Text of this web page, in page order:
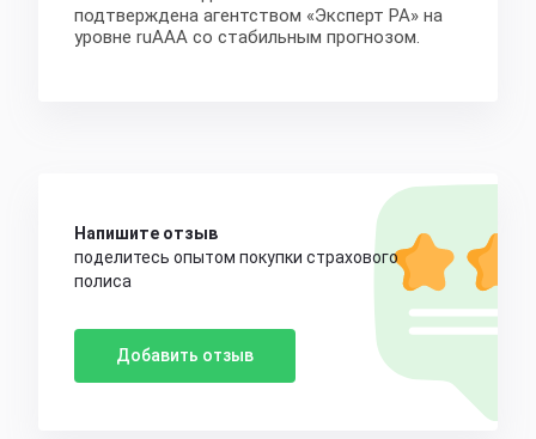
подтверждена агентством «Эксперт РА» на
уровне ruAAA со стабильным прогнозом.
Напишите отзыв
поделитесь опытом покупки страхового
полиса
Добавить отзыв